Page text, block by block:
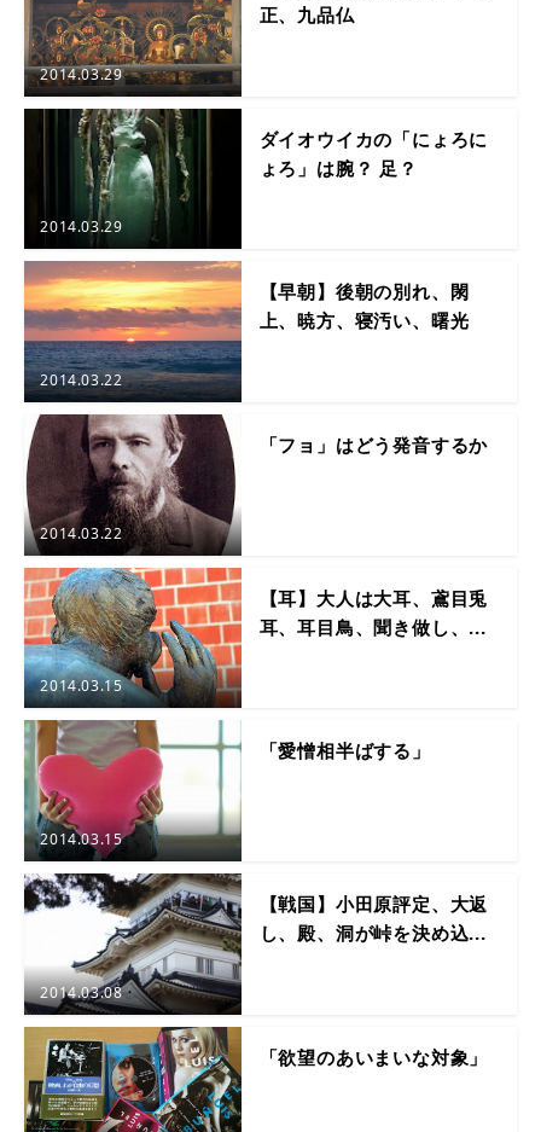
2014.03.29
正、九品仏
2014.03.29
ダイオウイカの「にょろに
ょろ」は腕？ 足？
2014.03.22
【早朝】後朝の別れ、閖
上、暁方、寝汚い、曙光
2014.03.22
「フョ」はどう発音するか
2014.03.15
【耳】大人は大耳、鳶目兎
耳、耳目鳥、聞き做し、...
2014.03.15
「愛憎相半ばする」
2014.03.08
【戦国】小田原評定、大返
し、殿、洞が峠を決め込...
「欲望のあいまいな対象」